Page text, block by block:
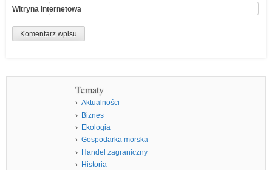
Witryna internetowa
Tematy
Aktualności
Biznes
Ekologia
Gospodarka morska
Handel zagraniczny
Historia